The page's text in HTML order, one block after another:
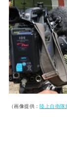
（画像提供：陸上自衛隊